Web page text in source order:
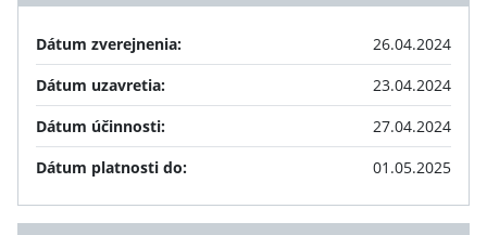
Dátum zverejnenia:
26.04.2024
Dátum uzavretia:
23.04.2024
Dátum účinnosti:
27.04.2024
Dátum platnosti do:
01.05.2025